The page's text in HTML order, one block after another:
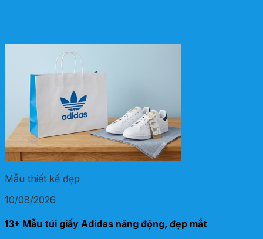
Mẫu thiết kế đẹp
10/08/2026
13+ Mẫu túi giấy Adidas năng động, đẹp mắt